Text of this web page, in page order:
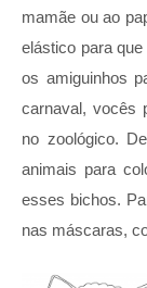
mamãe ou ao
elástico para
os amiguinhos
carnaval, vocês
no zoológico.
animais para
esses bichos.
nas máscaras,